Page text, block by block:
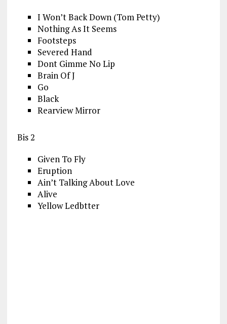
I Won’t Back Down (Tom Petty)
Nothing As It Seems
Footsteps
Severed Hand
Dont Gimme No Lip
Brain Of J
Go
Black
Rearview Mirror
Bis 2
Given To Fly
Eruption
Ain’t Talking About Love
Alive
Yellow Ledbtter